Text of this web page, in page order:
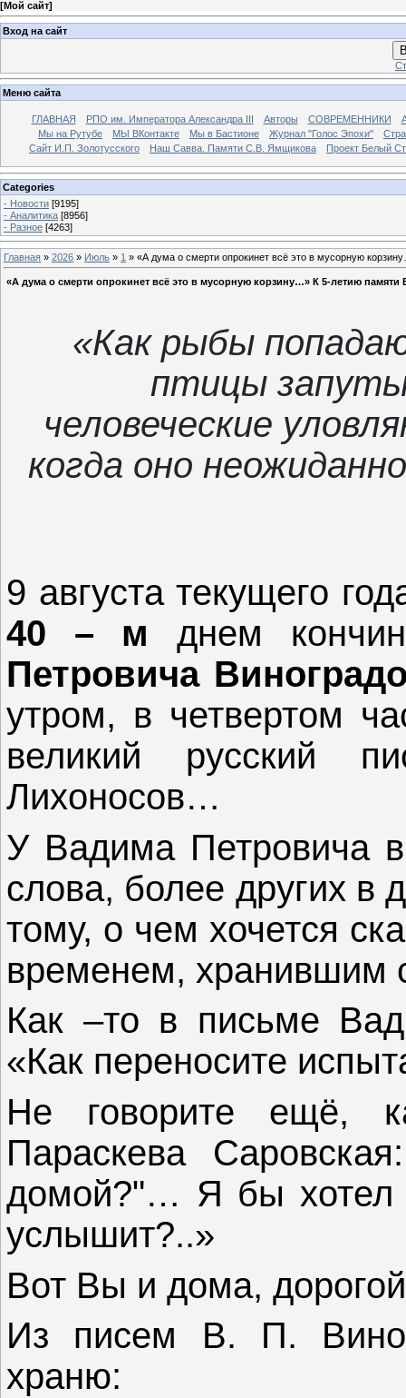
[Мой сайт]
Вход на сайт
Меню сайта
ГЛАВНАЯ РПО им. Императора Александра III Авторы СОВРЕМЕННИКИ
Мы на Рутубе
МЫ ВКонтакте Мы в Бастионе Журнал "Голос Эпохи"
Сайт И.П. Золотусского
Наш Савва. Памяти С.В. Ямщикова Проект Белый
Categories
- Новости [9195]
- Аналитика [8956]
- Разное [4263]
Главная » 2026 » Июль » 1 » «А дума о смерти опрокинет всё это в мусорную
«А дума о смерти опрокинет всё это в мусорную корзину…» К 5-летию
«Как рыбы
птицы
человеческие
когда оно
9 августа текущего
40 – м днем
Петровича
утром, в четвертом
великий русский
Лихоносов…
У Вадима Петровича
слова, более других в
тому, о чем хочется
временем, хранившим
Как –то в письме
«Как переносите
Не говорите ещё,
Параскева
домой?"… Я бы хотел
услышит?..»
Вот Вы и дома,
Из писем В. П.
храню: